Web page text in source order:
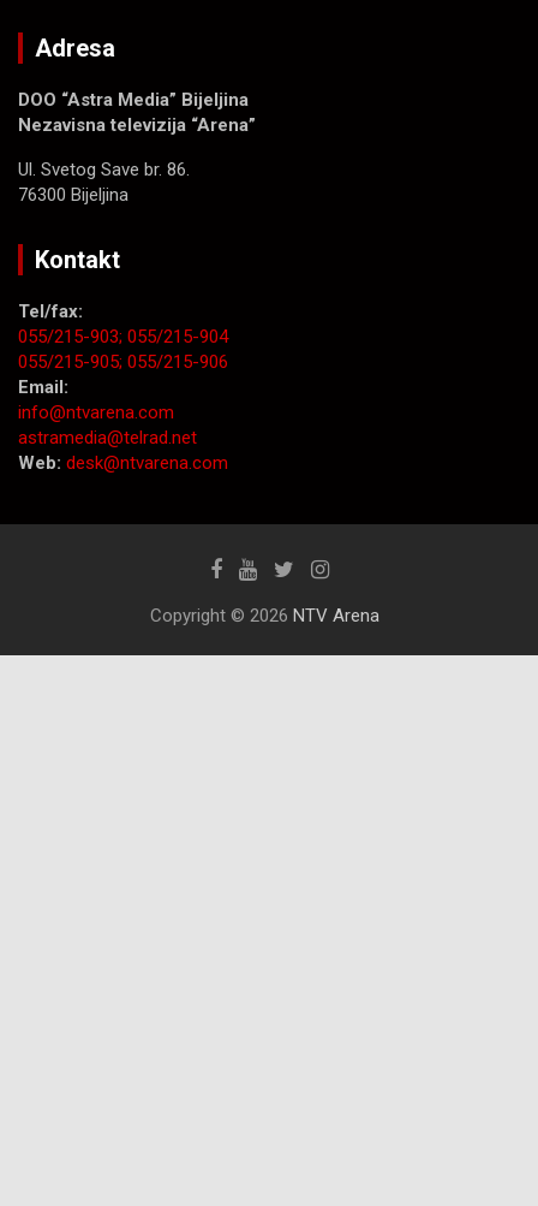
Adresa
DOO “Astra Media” Bijeljina
Nezavisna televizija “Arena”
Ul. Svetog Save br. 86.
76300 Bijeljina
Kontakt
Tel/fax:
055/215-903; 055/215-904
055/215-905; 055/215-906
Email:
info@ntvarena.com
astramedia@telrad.net
Web: desk@ntvarena.com
Copyright © 2026 NTV Arena